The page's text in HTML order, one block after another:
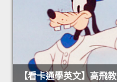
【看卡通學英文】高飛